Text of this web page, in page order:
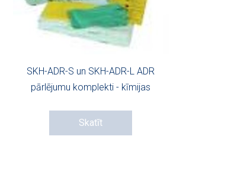
SKH-ADR-S un SKH-ADR-L ADR
pārlējumu komplekti - kīmijas
Skatīt